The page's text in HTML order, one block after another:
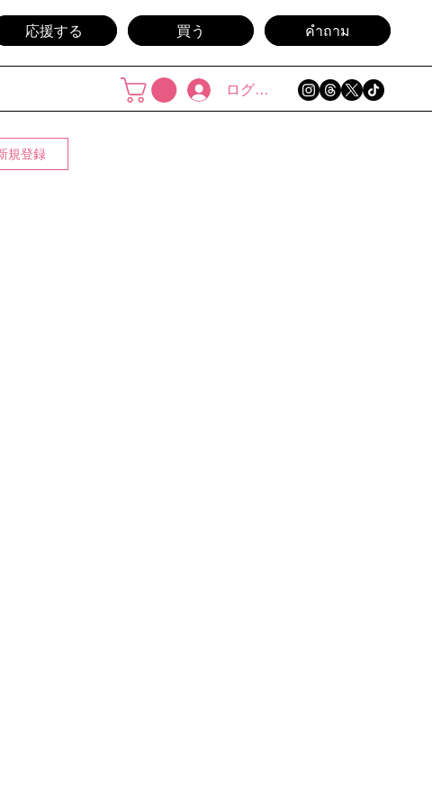
応援する 買う คำถาม
ログイン
規登録